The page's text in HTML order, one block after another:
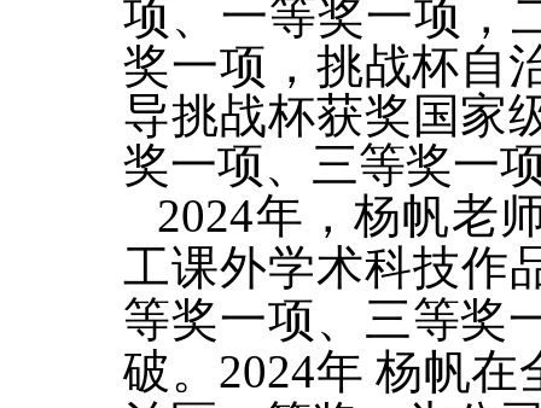
项、一等奖一项，
奖一项，挑战杯自
导挑战杯获奖国家
奖一项、三等奖一
2024年，杨帆老
工课外学术科技作
等奖一项、三等奖
破。2024年 杨帆